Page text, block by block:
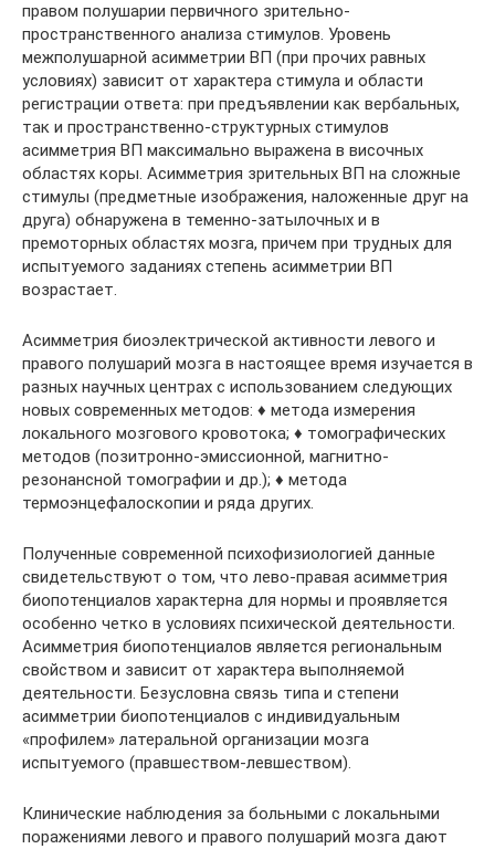
правом полушарии первичного зрительно-
пространственного анализа стимулов. Уровень
межполушарной асимметрии ВП (при прочих равных
условиях) зависит от характера стимула и области
регистрации ответа: при предъявлении как вербальных,
так и пространственно-структурных стимулов
асимметрия ВП максимально выражена в височных
областях коры. Асимметрия зрительных ВП на сложные
стимулы (предметные изображения, наложенные друг на
друга) обнаружена в теменно-затылочных и в
премоторных областях мозга, причем при трудных для
испытуемого заданиях степень асимметрии ВП
возрастает.
Асимметрия биоэлектрической активности левого и
правого полушарий мозга в настоящее время изучается в
разных научных центрах с использованием следующих
новых современных методов: ♦ метода измерения
локального мозгового кровотока; ♦ томографических
методов (позитронно-эмиссионной, магнитно-
резонансной томографии и др.); ♦ метода
термоэнцефалоскопии и ряда других.
Полученные современной психофизиологией данные
свидетельствуют о том, что лево-правая асимметрия
биопотенциалов характерна для нормы и проявляется
особенно четко в условиях психической деятельности.
Асимметрия биопотенциалов является региональным
свойством и зависит от характера выполняемой
деятельности. Безусловна связь типа и степени
асимметрии биопотенциалов с индивидуальным
«профилем» латеральной организации мозга
испытуемого (правшеством-левшеством).
Клинические наблюдения за больными с локальными
поражениями левого и правого полушарий мозга дают